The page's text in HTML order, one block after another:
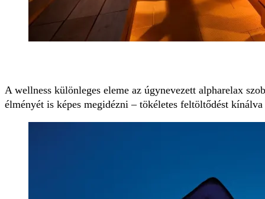
A wellness különleges eleme az úgynevezett alpharelax
élményét is képes megidézni – tökéletes feltöltődést